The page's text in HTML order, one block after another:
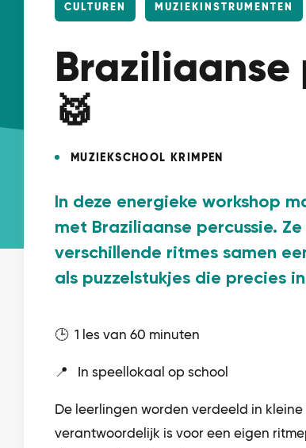
CULTUREN MUZIEKINSTRUMENTEN
Braziliaanse
🥁
MUZIEKSCHOOL KRIMPEN
In deze energieke workshop
met Braziliaanse percussie.
verschillende ritmes samen
als puzzelstukjes die precies
🕒 1 les van 60 minuten
📍 In speellokaal op school
De leerlingen worden verdeeld in
verantwoordelijk is voor een eigen